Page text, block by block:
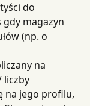
do
magazyn
(np. o
na
liczby
na jego profilu,